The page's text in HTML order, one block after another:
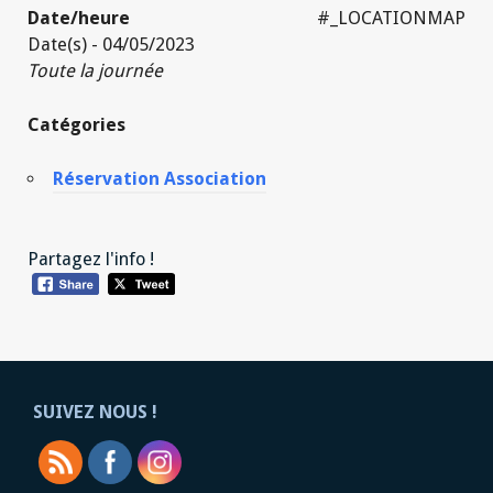
#_LOCATIONMAP
Date/heure
Date(s) - 04/05/2023
Toute la journée
Catégories
Réservation Association
Partagez l'info !
SUIVEZ NOUS !